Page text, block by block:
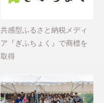
共感型ふるさと納税メディ
ア『ぎふちょく』で商標を
取得